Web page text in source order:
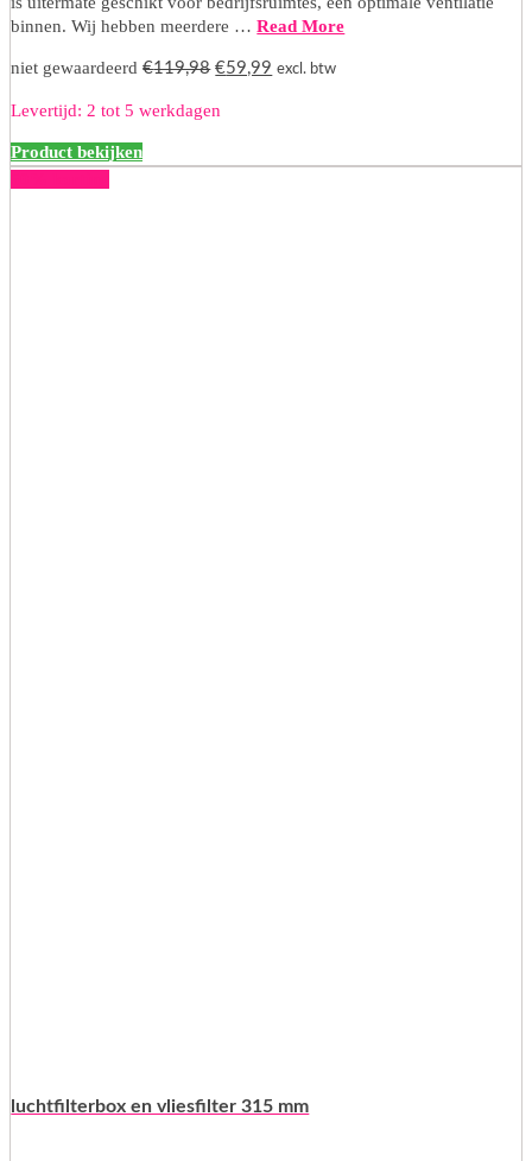
binnen. Wij hebben meerdere …Read More
niet gewaardeerd €119,98 Oorspronkelijke
was:
€59,99 Huidige
excl. btw
Levertijd: 2 tot 5 werkdagen
Product bekijken
luchtfilterbox en vliesfilter 315 mm